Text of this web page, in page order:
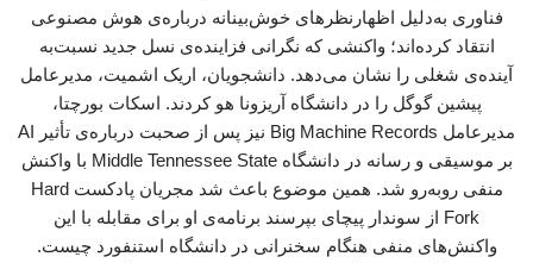
فناوری به‌دلیل اظهارنظرهای خوش‌بینانه درباره‌ی هوش مصنوعی
انتقاد کرده‌اند؛ واکنشی که نگرانی فزاینده‌ی نسل جدید نسبت‌به
آینده‌ی شغلی را نشان می‌دهد. دانشجویان، اریک اشمیت، مدیرعامل
پیشین گوگل را در دانشگاه آریزونا هو کردند. ‌اسکات بورچتا،
مدیرعامل ‌Big Machine Records نیز پس از صحبت درباره‌ی تأثیر AI
بر موسیقی و رسانه در دانشگاه Middle Tennessee State با واکنش
منفی روبه‌رو شد. همین موضوع باعث شد مجریان پادکست ‌Hard
Fork از سوندار پیچای بپرسند برنامه‌ی او برای مقابله با این
واکنش‌های منفی هنگام سخنرانی در دانشگاه استنفورد چیست.